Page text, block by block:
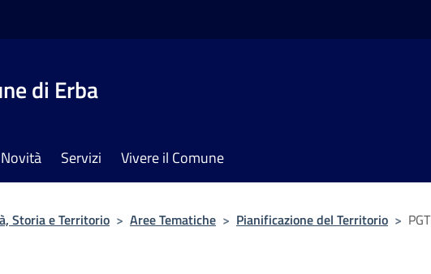
di Erba
Novità Servizi Vivere il Comune
Storia e Territorio > Aree Tematiche > Pianificazione del Territorio > PGT